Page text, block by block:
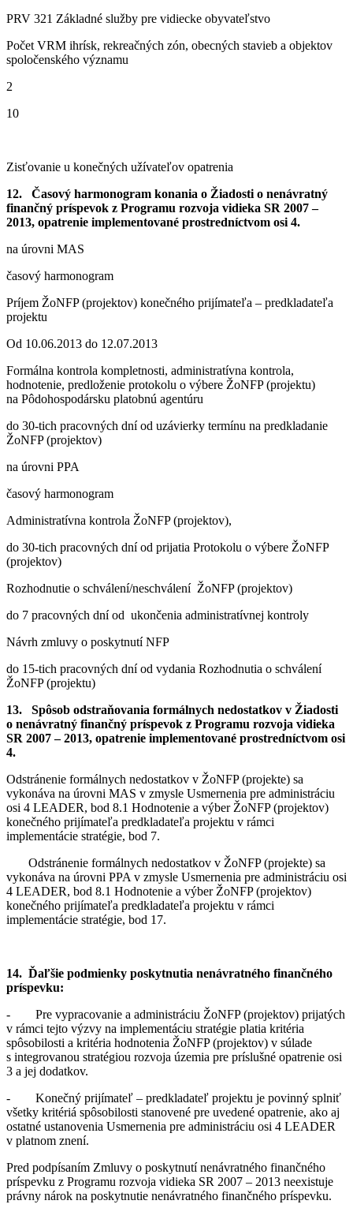
PRV 321 Základné služby pre vidiecke obyvateľstvo
Počet VRM ihrísk, rekreačných zón, obecných stavieb a objektov
spoločenského významu
2
10
Zisťovanie u konečných užívateľov opatrenia
12. Časový harmonogram konania o Žiadosti o nenávratný
finančný príspevok z Programu rozvoja vidieka SR 2007 –
2013, opatrenie implementované prostredníctvom osi 4.
na úrovni MAS
časový harmonogram
Príjem ŽoNFP (projektov) konečného prijímateľa – predkladateľa
projektu
Od 10.06.2013 do 12.07.2013
Formálna kontrola kompletnosti, administratívna kontrola,
hodnotenie, predloženie protokolu o výbere ŽoNFP (projektu)
na Pôdohospodársku platobnú agentúru
do 30-tich pracovných dní od uzávierky termínu na predkladanie
ŽoNFP (projektov)
na úrovni PPA
časový harmonogram
Administratívna kontrola ŽoNFP (projektov),
do 30-tich pracovných dní od prijatia Protokolu o výbere ŽoNFP
(projektov)
Rozhodnutie o schválení/neschválení ŽoNFP (projektov)
do 7 pracovných dní od ukončenia administratívnej kontroly
Návrh zmluvy o poskytnutí NFP
do 15-tich pracovných dní od vydania Rozhodnutia o schválení
ŽoNFP (projektu)
13. Spôsob odstraňovania formálnych nedostatkov v Žiadosti
o nenávratný finančný príspevok z Programu rozvoja vidieka
SR 2007 – 2013, opatrenie implementované prostredníctvom osi
4.
Odstránenie formálnych nedostatkov v ŽoNFP (projekte) sa
vykonáva na úrovni MAS v zmysle Usmernenia pre administráciu
osi 4 LEADER, bod 8.1 Hodnotenie a výber ŽoNFP (projektov)
konečného prijímateľa predkladateľa projektu v rámci
implementácie stratégie, bod 7.
Odstránenie formálnych nedostatkov v ŽoNFP (projekte) sa
vykonáva na úrovni PPA v zmysle Usmernenia pre administráciu osi
4 LEADER, bod 8.1 Hodnotenie a výber ŽoNFP (projektov)
konečného prijímateľa predkladateľa projektu v rámci
implementácie stratégie, bod 17.
14. Ďaľšie podmienky poskytnutia nenávratného finančného
príspevku:
- Pre vypracovanie a administráciu ŽoNFP (projektov) prijatých
v rámci tejto výzvy na implementáciu stratégie platia kritéria
spôsobilosti a kritéria hodnotenia ŽoNFP (projektov) v súlade
s integrovanou stratégiou rozvoja územia pre príslušné opatrenie osi
3 a jej dodatkov.
- Konečný prijímateľ – predkladateľ projektu je povinný splniť
všetky kritériá spôsobilosti stanovené pre uvedené opatrenie, ako aj
ostatné ustanovenia Usmernenia pre administráciu osi 4 LEADER
v platnom znení.
Pred podpísaním Zmluvy o poskytnutí nenávratného finančného
príspevku z Programu rozvoja vidieka SR 2007 – 2013 neexistuje
právny nárok na poskytnutie nenávratného finančného príspevku.